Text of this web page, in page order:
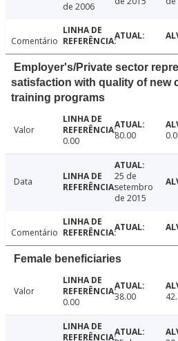
de 2006
Comentário
Employer's/Private sector
satisfaction with quality of new
training programs
Valor
0.00
80.00
Data
25 de
setembro
de 2015
Comentário
Female beneficiaries
Valor
0.00
38.00